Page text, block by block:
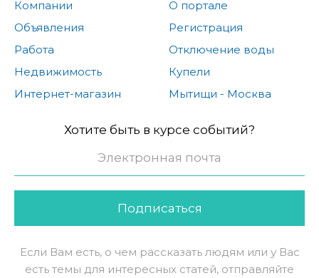
Компании
Объявления
Работа
Недвижимость
Интернет-магазин
О портале
Регистрация
Отключение воды
Купели
Мытищи - Москва
Хотите быть в курсе событий?
Подписаться
Если Вам есть, о чем рассказать людям или у Вас
есть темы для интересных статей, отправляйте